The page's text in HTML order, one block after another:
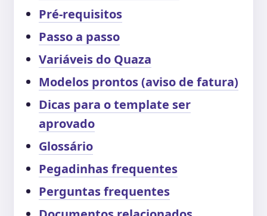
Pré-requisitos
Passo a passo
Variáveis do Quaza
Modelos prontos (aviso de fatura)
Dicas para o template ser
aprovado
Glossário
Pegadinhas frequentes
Perguntas frequentes